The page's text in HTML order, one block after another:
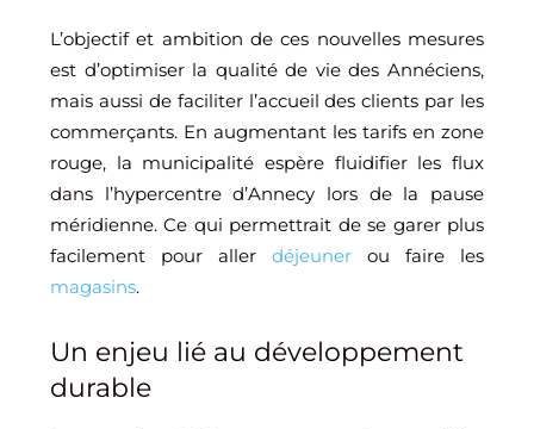
L’objectif et ambition de ces nouvelles mesures
est d’optimiser la qualité de vie des Annéciens,
mais aussi de faciliter l’accueil des clients par les
commerçants. En augmentant les tarifs en zone
rouge, la municipalité espère fluidifier les flux
dans l’hypercentre d’Annecy lors de la pause
méridienne. Ce qui permettrait de se garer plus
facilement pour aller déjeuner ou faire les
magasins.
Un enjeu lié au développement
durable